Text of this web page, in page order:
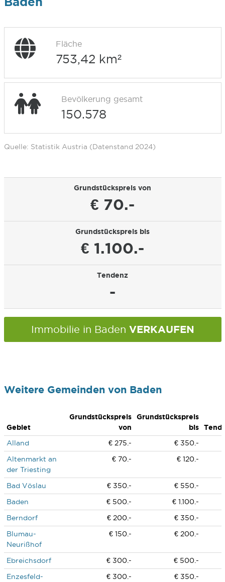
Fläche
753,42 km²
Bevölkerung gesamt
150.578
Quelle: Statistik Austria (Datenstand 2024)
Grundstückspreis von
€ 70.-
Grundstückspreis bis
€ 1.100.-
Tendenz
-
Immobilie in Baden VERKAUFEN
Weitere Gemeinden von Baden
Gebiet
Grundstückspreis
von
Grundstückspreis
bis
Alland
€ 275.-
€ 350.-
Altenmarkt an
der Triesting
€ 70.- € 120.-
Bad Vöslau € 350.-
€ 550.-
Baden
€ 500.-
€ 1.100.-
Berndorf
€ 200.-
€ 350.-
Blumau-
Neurißhof
€ 150.- € 200.-
Ebreichsdorf € 300.-
€ 500.-
Enzesfeld-
€ 300.- € 350.-